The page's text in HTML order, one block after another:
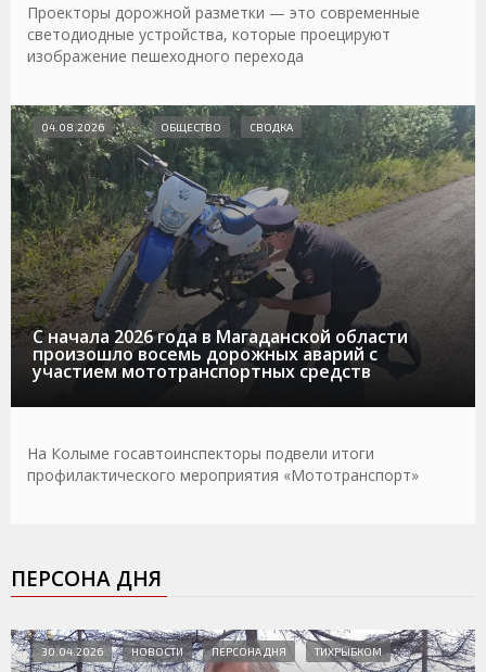
Проекторы дорожной разметки — это современные
светодиодные устройства, которые проецируют
изображение пешеходного перехода
С начала 2026 года в Магаданской области
произошло восемь дорожных аварий с
участием мототранспортных средств
04.08.2026 ОБЩЕСТВО СВОДКА
На Колыме госавтоинспекторы подвели итоги
профилактического мероприятия «Мототранспорт»
ПЕРСОНА ДНЯ
30.04.2026 НОВОСТИ ПЕРСОНА ДНЯ ТИХРЫБКОМ